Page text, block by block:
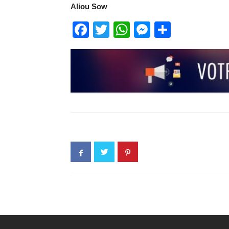
Aliou Sow
Facebook
TwitterWhatsApp